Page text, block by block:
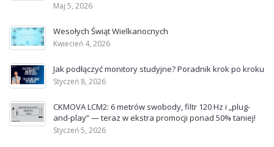
Maj 5, 2026
Wesołych Świąt Wielkanocnych
Kwiecień 4, 2026
Jak podłączyć monitory studyjne? Poradnik krok po kroku
Styczeń 8, 2026
CKMOVA LCM2: 6 metrów swobody, filtr 120 Hz i „plug-
and-play” — teraz w ekstra promocji ponad 50% taniej!
Styczeń 5, 2026